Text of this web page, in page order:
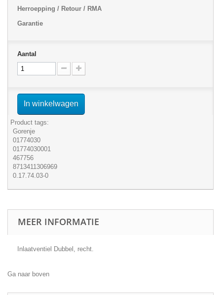
Herroepping / Retour / RMA
Garantie
Aantal
In winkelwagen
Product tags:
Gorenje
01774030
01774030001
467756
8713411306969
0.17.74.03-0
MEER INFORMATIE
Inlaatventiel Dubbel, recht.
Ga naar boven